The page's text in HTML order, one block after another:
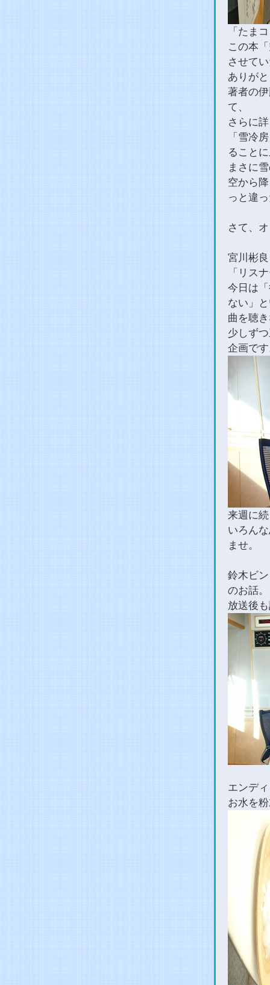
「たま
この本
させて
ありが
著者の
て、
さらに
「雪冷
ること
まさに
空から
っと違
さて、
宮川彬
「リス
今日は
ない」
曲を聴
少しず
企画で
来週に
いろん
ませ。
鈴木ビ
のお話。
放送後
エンデ
お水を